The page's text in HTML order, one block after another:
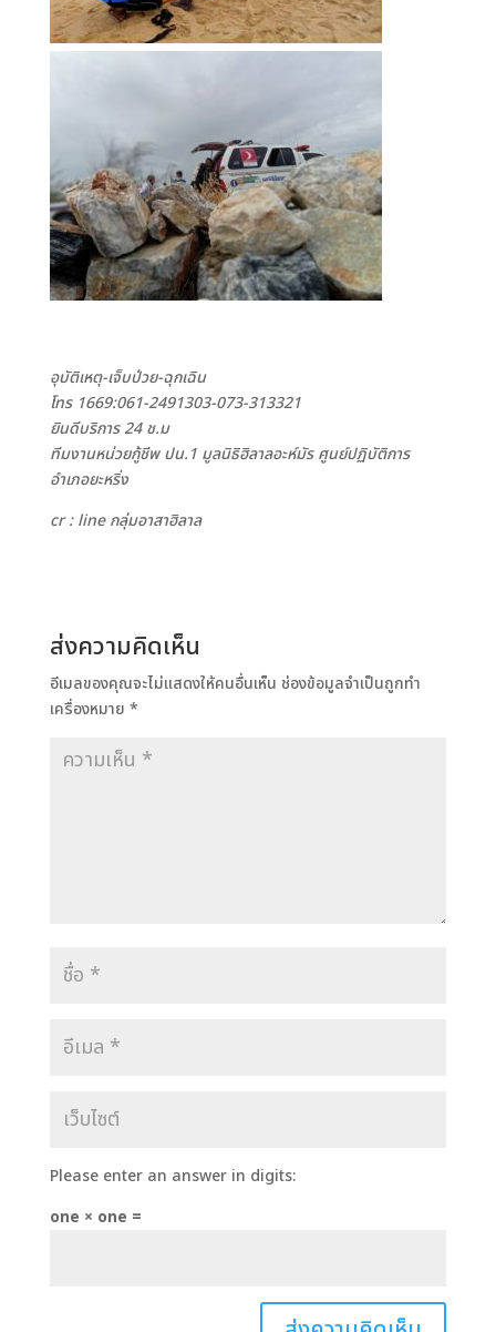
อุบัติเหตุ-เจ็บป่วย-ฉุกเฉิน
โทร 1669:061-2491303-073-313321
ยินดีบริการ 24 ช.ม
ทีมงานหน่วยกู้ชีพ ปน.1 มูลนิธิฮิลาลอะห์มัร ศูนย์ปฏิบัติการ
อำเภอยะหริ่ง
cr : line กลุ่มอาสาฮิลาล
ส่งความคิดเห็น
อีเมลของคุณจะไม่แสดงให้คนอื่นเห็น ช่องข้อมูลจำเป็นถูกทำ
เครื่องหมาย *
Please enter an answer in digits:
one × one =